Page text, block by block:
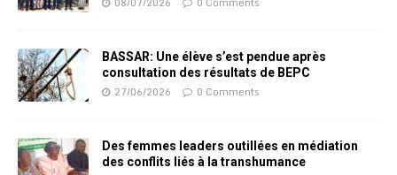
BASSAR: Une élève s’est pendue après
consultation des résultats de BEPC
27/06/2026 0 Comments
Des femmes leaders outillées en médiation
des conflits liés à la transhumance